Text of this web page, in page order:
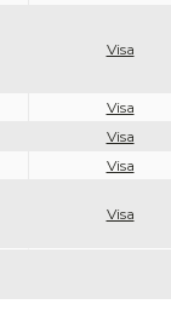
Visa
Visa
Visa
Visa
Visa